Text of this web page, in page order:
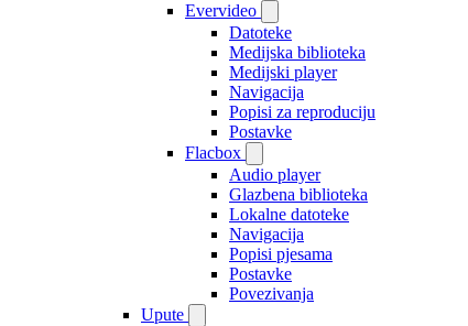
Evervideo
Datoteke
Medijska biblioteka
Medijski player
Navigacija
Popisi za reproduciju
Postavke
Flacbox
Audio player
Glazbena biblioteka
Lokalne datoteke
Navigacija
Popisi pjesama
Postavke
Povezivanja
Upute